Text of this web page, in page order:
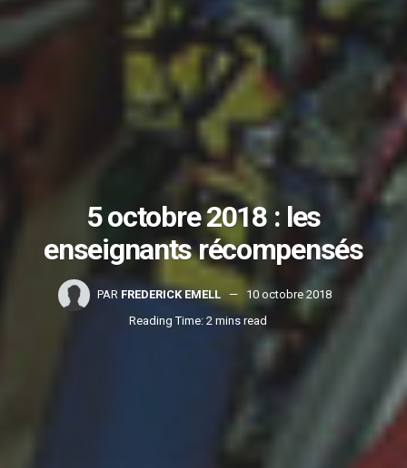
5 octobre 2018 : les
enseignants récompensés
PAR FREDERICK EMELL
10 octobre 2018
Reading Time: 2 mins read